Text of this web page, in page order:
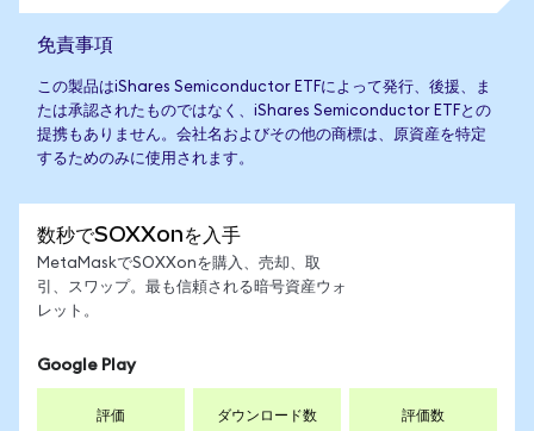
免責事項
この製品はiShares Semiconductor ETFによって発行、後援、ま
たは承認されたものではなく、iShares Semiconductor ETFとの
提携もありません。会社名およびその他の商標は、原資産を特定
するためのみに使用されます。
数秒でSOXXonを入手
MetaMaskでSOXXonを購入、売却、取
引、スワップ。最も信頼される暗号資産ウォ
レット。
Google Play
評価 ダウンロード数 評価数